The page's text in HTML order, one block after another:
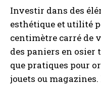
Investir dans des
esthétique et utilité
centimètre carré de
des paniers en osier
que pratiques pour
jouets ou magazines.